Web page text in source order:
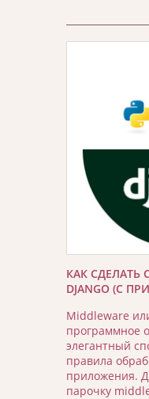
КАК СДЕЛАТЬ
DJANGO (С
Middleware
программное
элегантный
правила
приложения.
парочку